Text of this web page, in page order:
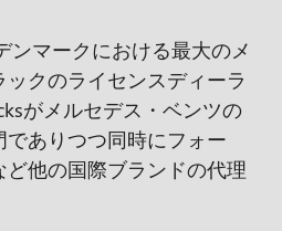
ンマークにおける最大のメ
クのライセンスディーラ
がメルセデス・ベンツの
でありつつ同時にフォー
ど他の国際ブランドの代理